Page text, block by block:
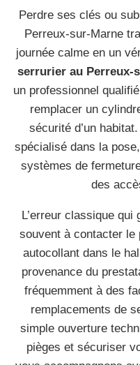
Perdre ses clés ou
Perreux-sur-Marne
journée calme en un
serrurier au Perreux-
un professionnel
remplacer un
sécurité d’un
spécialisé dans la
systèmes de
des
L’erreur classique
souvent à contacter le
autocollant dans le
provenance du
fréquemment à des
remplacements de
simple ouverture
pièges et sécuriser